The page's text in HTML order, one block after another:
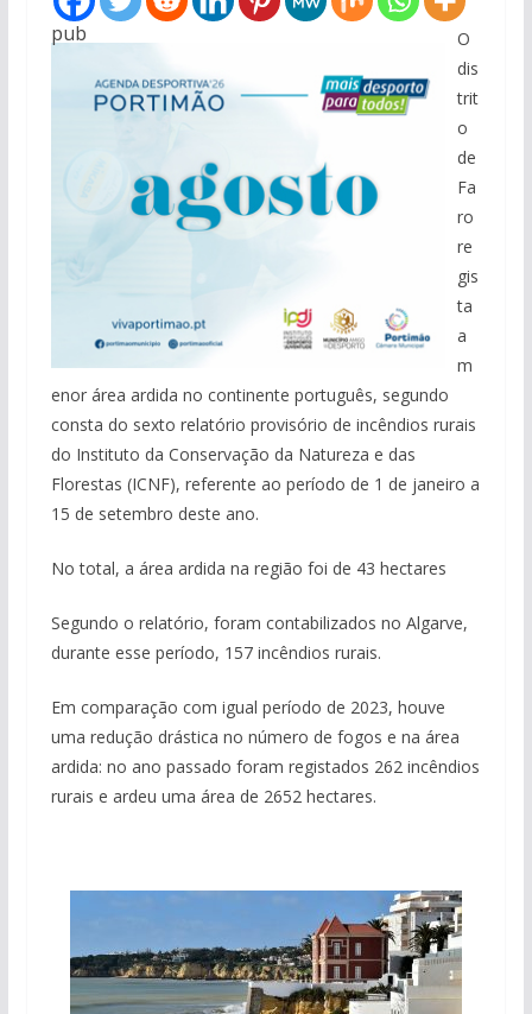
pub
O
dis
trit
o
de
Fa
ro
re
gis
ta
a
m
enor área ardida no continente português, segundo
consta do sexto relatório provisório de incêndios rurais
do Instituto da Conservação da Natureza e das
Florestas (ICNF), referente ao período de 1 de janeiro a
15 de setembro deste ano.
No total, a área ardida na região foi de 43 hectares
Segundo o relatório, foram contabilizados no Algarve,
durante esse período, 157 incêndios rurais.
Em comparação com igual período de 2023, houve
uma redução drástica no número de fogos e na área
ardida: no ano passado foram registados 262 incêndios
rurais e ardeu uma área de 2652 hectares.